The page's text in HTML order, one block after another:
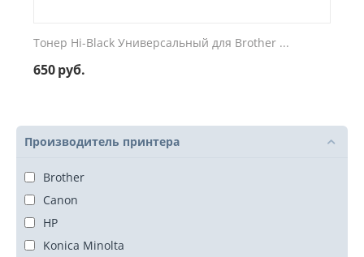
Тонер Hi-Black Универсальный для Brother ...
650руб.
Производитель принтера
Brother
Canon
HP
Konica Minolta